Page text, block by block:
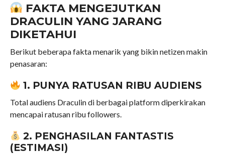
FAKTA MENGEJUTKAN
DRACULIN YANG JARANG
DIKETAHUI
Berikut beberapa fakta menarik yang bikin netizen makin
penasaran:
1. PUNYA RATUSAN RIBU AUDIENS
Total audiens Draculin di berbagai platform diperkirakan
mencapai ratusan ribu followers.
2. PENGHASILAN FANTASTIS
(ESTIMASI)